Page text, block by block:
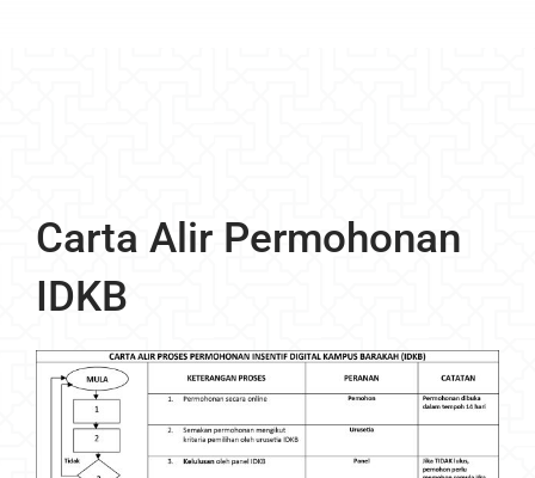
Carta Alir Permohonan
IDKB